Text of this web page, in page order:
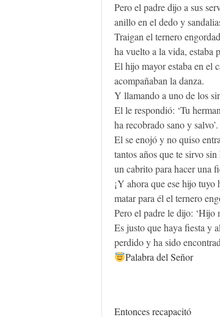
Pero el padre dijo a sus
anillo en el dedo y
Traigan el ternero
ha vuelto a la vida, estaba
El hijo mayor estaba en el
acompañaban la danza.
Y llamando a uno de los
El le respondió: ‘Tu
ha recobrado sano y salvo’.
El se enojó y no quiso
tantos años que te sirvo
un cabrito para hacer una
¡Y ahora que ese hijo tuyo
matar para él el ternero
Pero el padre le dijo: ‘Hijo
Es justo que haya fiesta y
perdido y ha sido
Palabra del Señor
Entonces recapacitó